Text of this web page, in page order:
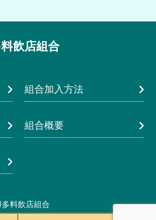
飲店組合
組合加入方法
組合概要
料飲店組合